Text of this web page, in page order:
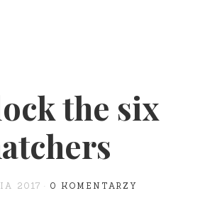
the six
2017 0 KOMENTARZY